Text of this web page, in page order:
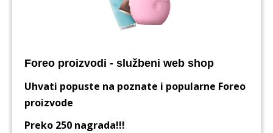
Foreo proizvodi - službeni web shop
Uhvati popuste na poznate i popularne Foreo
proizvode
Preko 250 nagrada!!!